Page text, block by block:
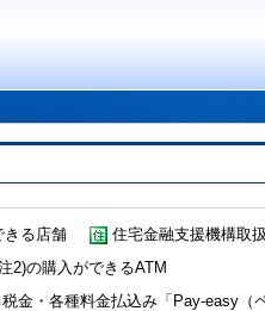
きる店舗 住宅金融支援機構取
2)の購入ができるATM
金・各種料金払込み「Pay-easy（